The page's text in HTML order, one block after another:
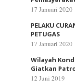
17 Januari 2020
PELAKU
PETUGAS
17 Januari 2020
Wilayah
Giatkan
12 Juni 2019